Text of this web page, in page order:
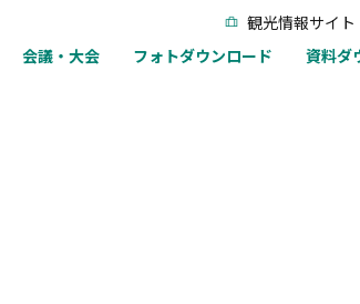
観光情報サイト
会議・大会 フォトダウンロード 資料ダ